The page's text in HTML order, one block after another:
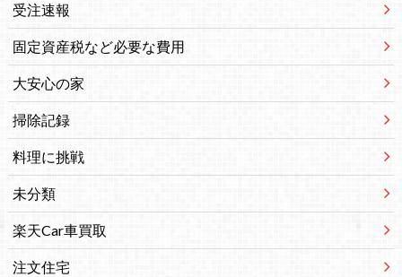
受注速報
固定資産税など必要な費用
大安心の家
掃除記録
料理に挑戦
未分類
楽天Car車買取
注文住宅